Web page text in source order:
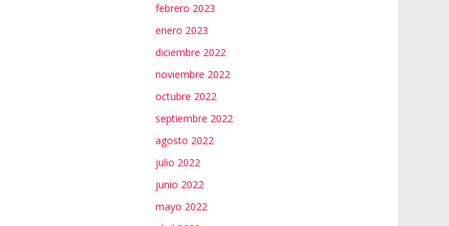
febrero 2023
enero 2023
diciembre 2022
noviembre 2022
octubre 2022
septiembre 2022
agosto 2022
julio 2022
junio 2022
mayo 2022